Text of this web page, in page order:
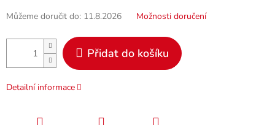
Můžeme doručit do: 11.8.2026 Možnosti doručení
Přidat do košíku
Detailní informace